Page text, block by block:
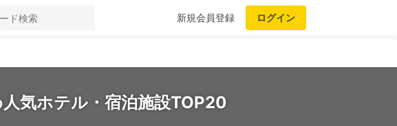
新規会員登録 ログイン
気ホテル・宿泊施設TOP20